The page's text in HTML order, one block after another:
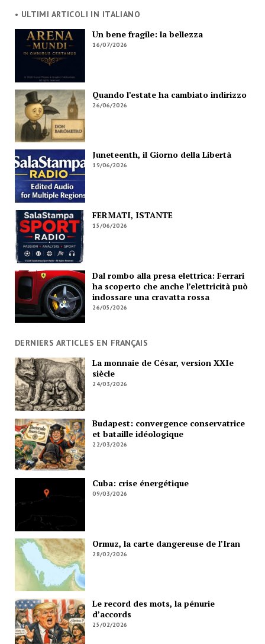
• ULTIMI ARTICOLI IN ITALIANO
Un bene fragile: la bellezza
16/07/2026
Quando l’estate ha cambiato indirizzo
26/06/2026
Juneteenth, il Giorno della Libertà
19/06/2026
FERMATI, ISTANTE
15/06/2026
Dal rombo alla presa elettrica: Ferrari
ha scoperto che anche l’elettricità può
indossare una cravatta rossa
26/05/2026
DERNIERS ARTICLES EN FRANÇAIS
La monnaie de César, version XXIe
siècle
24/03/2026
Budapest: convergence conservatrice
et bataille idéologique
22/03/2026
Cuba: crise énergétique
09/03/2026
Ormuz, la carte dangereuse de l’Iran
28/02/2026
Le record des mots, la pénurie
d’accords
25/02/2026